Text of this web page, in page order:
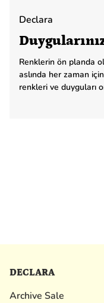
Declara
Renklerin ön planda
aslında her zaman
renkleri ve duyguları
DECLARA
Archive Sale